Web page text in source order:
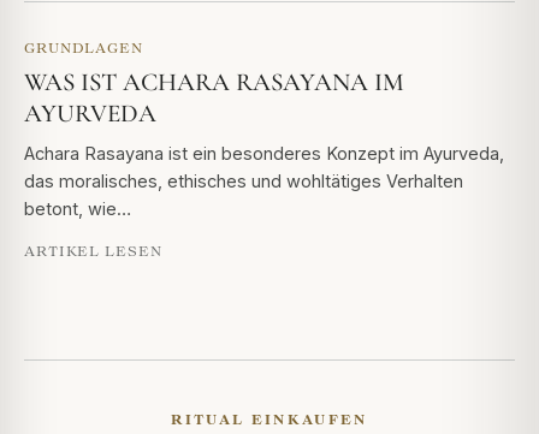
GRUNDLAGEN
WAS IST ACHARA RASAYANA IM
AYURVEDA
Achara Rasayana ist ein besonderes Konzept im Ayurveda,
das moralisches, ethisches und wohltätiges Verhalten
betont, wie…
ARTIKEL LESEN
RITUAL EINKAUFEN